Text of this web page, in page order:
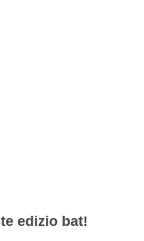
edizio bat!